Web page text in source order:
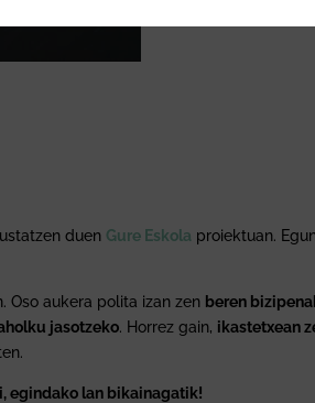
duen Gure Eskola proiektuan.
Oso aukera polita izan zen beren
jasotzeko. Horrez gain, ikastetxean
egindako lan bikainagatik!